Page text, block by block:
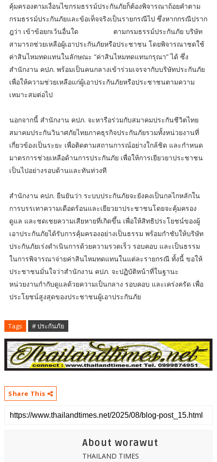
คุ้มครองตามเงื่อนไขกรมธรรม์ประกันภัยก็ต้องพิจารณาถ้อยคำตาม
กรมธรรม์ประกันภัยและข้อเท็จจริงเป็นรายกรณีไป ซึ่งหากกรณีปราก
ฎว่า เข้าข้อยกเว้นอื่นใด ตามกรมธรรม์ประกันภัย บริษัท
สามารถช่วยเหลือผู้เอาประกันภัยหรือประชาชน โดยพิจารณาชดใช้
ค่าสินไหมทดแทนในลักษณะ “ค่าสินไหมทดแทนกรุณา” ได้ ซึ่ง
สำนักงาน คปภ. พร้อมเป็นคนกลางเข้าร่วมเจรจากับบริษัทประกันภัย
เพื่อให้ความช่วยเหลือแก่ผู้เอาประกันภัยหรือประชาชนตามความ
เหมาะสมต่อไป
นอกจากนี้ สำนักงาน คปภ. จะหารือร่วมกับสมาคมประกันชีวิตไทย
สมาคมประกันวินาศภัยไทยภาคธุรกิจประกันภัยรวมทั้งหน่วยงานที่
เกี่ยวข้องเป็นระยะ เพื่อติดตามสถานการณ์อย่างใกล้ชิด และกำหนด
มาตรการช่วยเหลือด้านการประกันภัย เพื่อให้การเยียวยาประชาชน
เป็นไปอย่างรอบด้านและทันท่วงที
สำนักงาน คปภ. ยืนยันว่า ระบบประกันภัยจะยังคงเป็นกลไกหลักใน
การบรรเทาความเดือดร้อนและเยียวยาประชาชนโดยจะคุ้มครอง
ดูแล และชดเชยความเสียหายที่เกิดขึ้น เพื่อให้สิทธิประโยชน์ของผู้
เอาประกันภัยได้รับการคุ้มครองอย่างเป็นธรรม พร้อมกำชับให้บริษัท
ประกันภัยเร่งดำเนินการด้วยความรวดเร็ว รอบคอบ และเป็นธรรม
ในการพิจารณาจ่ายค่าสินไหมทดแทนในแต่ละรายกรณี ทั้งนี้ ขอให้
ประชาชนมั่นใจว่าสำนักงาน คปภ. จะปฏิบัติหน้าที่ในฐานะ
หน่วยงานกำกับดูแลด้วยความเป็นกลาง รอบคอบ และเคร่งครัด เพื่อ
ประโยชน์สูงสุดของประชาชนผู้เอาประกันภัย
Tags # ประกันภัย
Share This
About worawut
THAILAND TIMES